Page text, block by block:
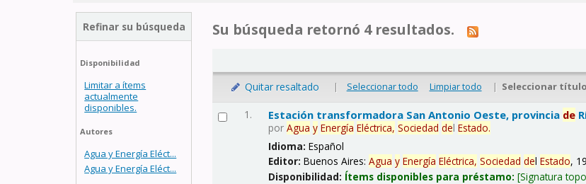
Refinar su búsqueda
Disponibilidad
Limitar a ítems
actualmente
disponibles.
Autores
Agua y Energía Eléct...
Agua y Energía Eléct...
Su búsqueda retornó 4 resultados.
Quitar resaltado | Seleccionar todo Limpiar todo | Seleccionar
1. Estación transformadora San Antonio Oeste, provincia de
porAgua y Energía Eléctrica, Sociedad delEstado.
Idioma:Español
Editor:Buenos Aires:Agua y Energía Eléctrica, Sociedad delEstado,
Disponibilidad: Ítems disponibles para préstamo: Signatura